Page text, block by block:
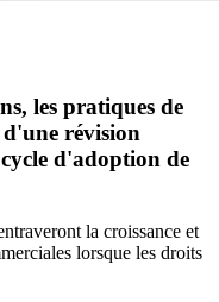
les pratiques de
révision
d'adoption de
la croissance et
lorsque les droits